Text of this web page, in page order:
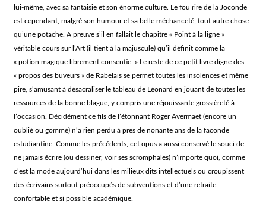
lui-même, avec sa fantaisie et son énorme culture. Le fou rire de la Joconde
est cependant, malgré son humour et sa belle méchanceté, tout autre chose
qu’une potache. A preuve s’il en fallait le chapitre « Point à la ligne »
véritable cours sur l’Art (il tient à la majuscule) qu’il définit comme la
« potion magique librement consentie. » Le reste de ce petit livre digne des
« propos des buveurs » de Rabelais se permet toutes les insolences et même
pire, s’amusant à désacraliser le tableau de Léonard en jouant de toutes les
ressources de la bonne blague, y compris une réjouissante grossièreté à
l’occasion. Décidément ce fils de l’étonnant Roger Avermaet (encore un
oublié ou gommé) n’a rien perdu à près de nonante ans de la faconde
estudiantine. Comme les précédents, cet opus a aussi conservé le souci de
ne jamais écrire (ou dessiner, voir ses scromphales) n’importe quoi, comme
c’est la mode aujourd’hui dans les milieux dits intellectuels où croupissent
des écrivains surtout préoccupés de subventions et d’une retraite
confortable et si possible académique.